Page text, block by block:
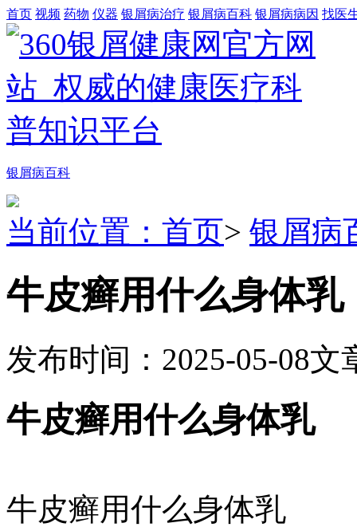
首页 视频 药物 仪器 银屑病治疗 银屑病百科 银屑病病因 找医
银屑病百科
当前位置：首页> 银屑病
牛皮癣用什么身体乳
发布时间：2025-05-08文
牛皮癣用什么身体乳
牛皮癣用什么身体乳